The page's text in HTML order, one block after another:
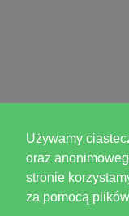
Używamy
oraz
stronie
za pomocą